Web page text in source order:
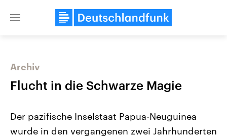
Close
Archiv
Flucht in die Schwarze Magie
Der pazifische Inselstaat Papua-Neuguinea
wurde in den vergangenen zwei Jahrhunderten